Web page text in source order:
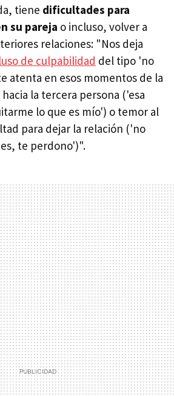
tiene dificultades para
su pareja o incluso, volver a
relaciones: "Nos deja
de culpabilidad del tipo 'no
atenta en esos momentos de la
la tercera persona ('esa
lo que es mío') o temor al
para dejar la relación ('no
te perdono')".